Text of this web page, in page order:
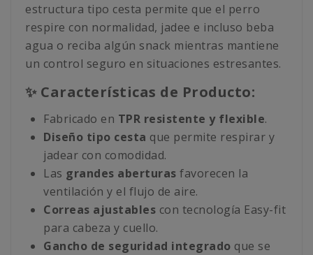
estructura tipo cesta permite que el perro
respire con normalidad, jadee e incluso beba
agua o reciba algún snack mientras mantiene
un control seguro en situaciones estresantes.
✨ Características de Producto:
Fabricado en TPR resistente y flexible.
Diseño tipo cesta que permite respirar y
jadear con comodidad.
Las grandes aberturas favorecen la
ventilación y el flujo de aire.
Correas ajustables con tecnología Easy-fit
para cabeza y cuello.
Gancho de seguridad integrado que se